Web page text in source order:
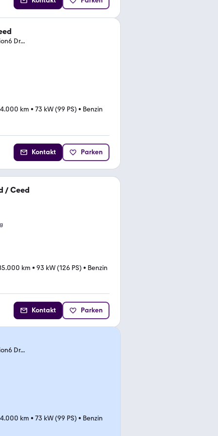
Dr...
km • 73 kW (99 PS) • Benzin
Kontakt Parken
/ Ceed
km • 93 kW (126 PS) • Benzin
Kontakt Parken
Dr...
km • 73 kW (99 PS) • Benzin